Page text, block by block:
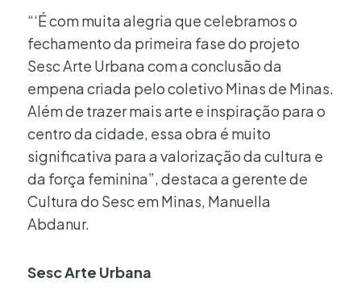
“‘É com muita alegria que celebramos o
fechamento da primeira fase do projeto
Sesc Arte Urbana com a conclusão da
empena criada pelo coletivo Minas de Minas.
Além de trazer mais arte e inspiração para o
centro da cidade, essa obra é muito
significativa para a valorização da cultura e
da força feminina”, destaca a gerente de
Cultura do Sesc em Minas, Manuella
Abdanur.
Sesc Arte Urbana